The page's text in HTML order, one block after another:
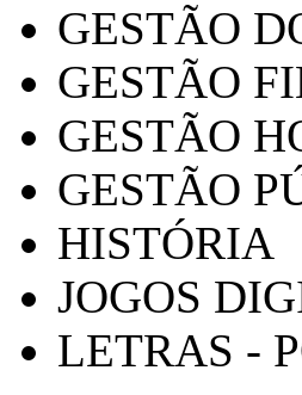
GESTÃO
GESTÃO
GESTÃO
GESTÃO
HISTÓRIA
JOGOS
LETRAS -